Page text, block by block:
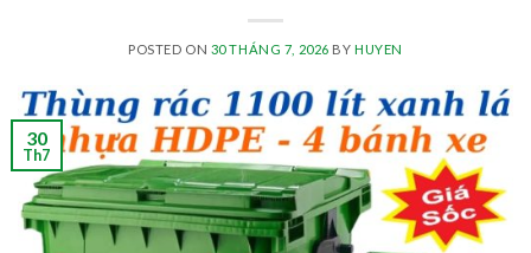
POSTED ON 30 THÁNG 7, 2026 BY HUYEN
30
Th7